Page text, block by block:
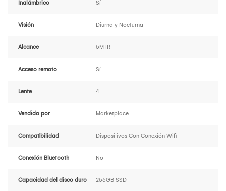
Inalámbrico Sí
Visión Diurna y Nocturna
Alcance 5M IR
Acceso remoto Sí
Lente 4
Vendido por Marketplace
Compatibilidad Dispositivos Con Conexión Wifi
Conexión Bluetooth No
Capacidad del disco duro 256GB SSD